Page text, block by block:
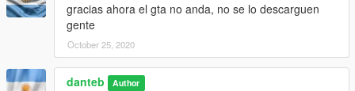
gracias ahora el gta no anda, no se lo descarguen
gente
October 25, 2020
danteb Author